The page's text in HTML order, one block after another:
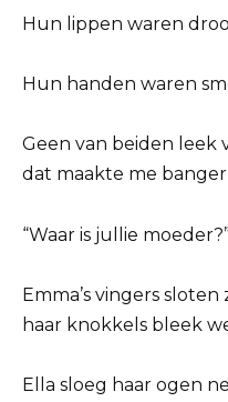
Hun lippen waren
Hun handen waren
Geen van beiden leek
dat maakte me
“Waar is jullie
Emma’s vingers
haar knokkels bleek
Ella sloeg haar ogen